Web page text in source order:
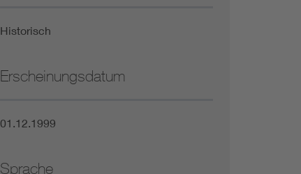
Historisch
Erscheinungsdatum
01.12.1999
Sprache